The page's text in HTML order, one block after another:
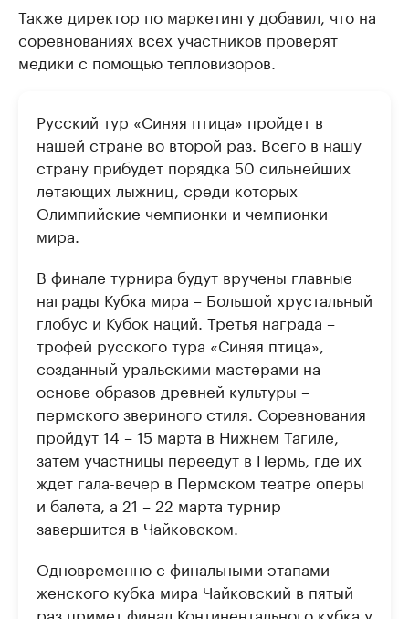
Также директор по маркетингу добавил, что на
соревнованиях всех участников проверят
медики с помощью тепловизоров.
Русский тур «Синяя птица» пройдет в
нашей стране во второй раз. Всего в нашу
страну прибудет порядка 50 сильнейших
летающих лыжниц, среди которых
Олимпийские чемпионки и чемпионки
мира.
В финале турнира будут вручены главные
награды Кубка мира – Большой хрустальный
глобус и Кубок наций. Третья награда –
трофей русского тура «Синяя птица»,
созданный уральскими мастерами на
основе образов древней культуры –
пермского звериного стиля. Соревнования
пройдут 14 – 15 марта в Нижнем Тагиле,
затем участницы переедут в Пермь, где их
ждет гала-вечер в Пермском театре оперы
и балета, а 21 – 22 марта турнир
завершится в Чайковском.
Одновременно с финальными этапами
женского кубка мира Чайковский в пятый
раз примет финал Континентального кубка у